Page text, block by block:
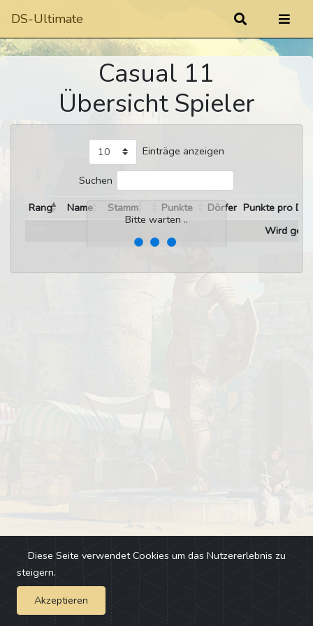
DS-Ultimate
Casual 11
Übersicht Spieler
Einträge anzeigen
Suchen
Bitte warten ..
Rang Name Stamm Punkte Dörfer Punkte pro
Wird
Impressum - Changelog
Diese Seite verwendet Cookies um das Nutzererlebnis zu
steigern.
Akzeptieren